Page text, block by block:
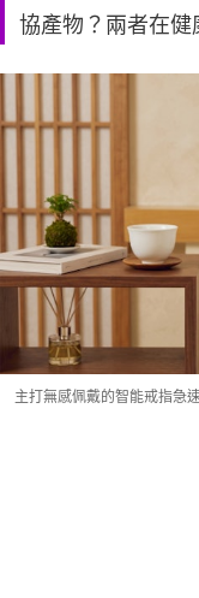
協產物？兩者在健
主打無感佩戴的智能戒指急